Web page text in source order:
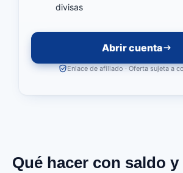
divisas
Abrir cuenta
Enlace de afiliado · Oferta sujeta a
Qué hacer con saldo